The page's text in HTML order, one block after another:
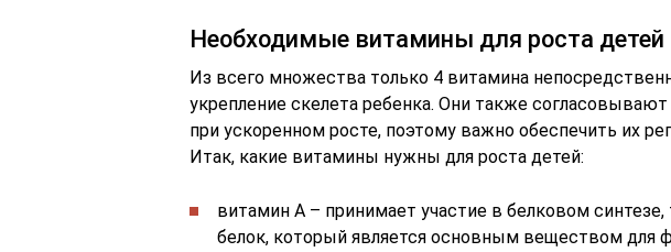
Необходимые витамины для роста детей
Из всего множества только 4 витамина
укрепление скелета ребенка. Они также согласовывают
при ускоренном росте, поэтому важно обеспечить их
Итак, какие витамины нужны для роста детей:
витамин А – принимает участие в белковом
белок, который является основным веществом для